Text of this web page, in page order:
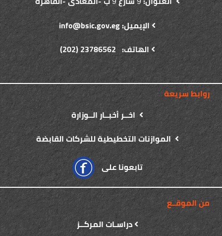
الإيميل: info@bsic.gov.eg
الهاتف: 23786562 (202)
روابط سريعة
اخــر أخبــار الــوزارة
الموازنات التخطيطية للشركات القابضة
تابعونا على
من الموقــع
دراسـات المركــز